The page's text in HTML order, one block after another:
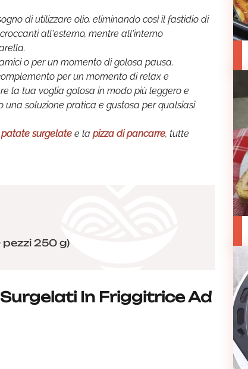
di utilizzare olio, eliminando così il fastidio di
all'esterno, mentre all'interno
o per un momento di golosa pausa.
per un momento di relax e
la tua voglia golosa in modo più leggero e
una soluzione pratica e gustosa per qualsiasi
surgelate e la pizza di pancarre, tutte
pezzi 250 g)
In Friggitrice Ad